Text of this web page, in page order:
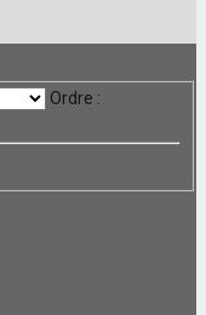
Ordre :